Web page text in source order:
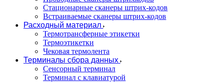
Стационарные сканеры штрих-кодов
Встраиваемые сканеры штрих-кодов
Расходный материал
Термотрансферные этикетки
Термоэтикетки
Чековая термолента
Терминалы сбора данных
Сенсорный терминал
Терминал с клавиатурой